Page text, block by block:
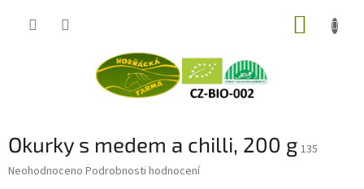
Okurky s medem a chilli, 200 g 135
Průměrné
Neohodnoceno Podrobnosti hodnocení